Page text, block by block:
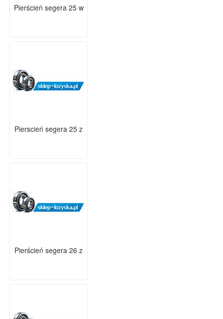
Pierścień segera 25 w
Pierscień segera 25 z
Pierścień segera 26 z